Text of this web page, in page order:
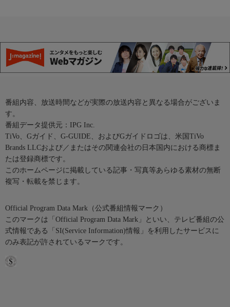
番組内容、放送時間などが実際の放送内容と異なる場合がございま
す。
番組データ提供元：IPG Inc.
TiVo、Gガイド、G-GUIDE、およびGガイドロゴは、米国TiVo
Brands LLCおよび／またはその関連会社の日本国内における商標ま
たは登録商標です。
このホームページに掲載している記事・写真等あらゆる素材の無断
複写・転載を禁じます。
Official Program Data Mark（公式番組情報マーク）
このマークは「Official Program Data Mark」といい、テレビ番組の公
式情報である「SI(Service Information)情報」を利用したサービスに
のみ表記が許されているマークです。